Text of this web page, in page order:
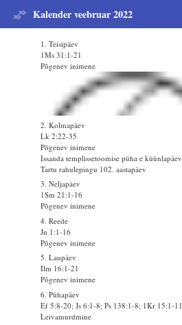
Kalender veebruar 2022
1. Teisipäev
1Ms 31:1-21
Põgenev inimene
2. Kolmapäev
Lk 2:22-35
Põgenev inimene
Issanda templissetoomise püha e küünlapäev
Tartu rahulepingu 102. aastapäev
3. Neljapäev
1Sm 21:1-16
Põgenev inimene
4. Reede
Jn 1:1-16
Põgenev inimene
5. Laupäev
Ilm 16:1-21
Põgenev inimene
6. Pühapäev
Ef 5:8-20; Js 6:1-8; Ps 138:1-8; 1Kr 15:1-11
Leivamurdmine